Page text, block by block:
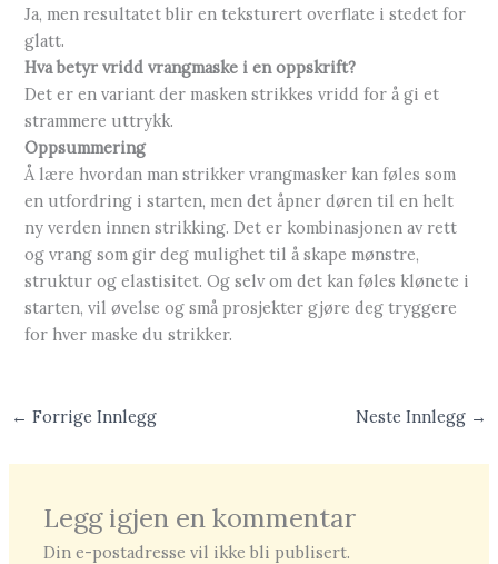
Ja, men resultatet blir en teksturert overflate i stedet for
glatt.
Hva betyr vridd vrangmaske i en oppskrift?
Det er en variant der masken strikkes vridd for å gi et
strammere uttrykk.
Oppsummering
Å lære hvordan man strikker vrangmasker kan føles som
en utfordring i starten, men det åpner døren til en helt
ny verden innen strikking. Det er kombinasjonen av rett
og vrang som gir deg mulighet til å skape mønstre,
struktur og elastisitet. Og selv om det kan føles klønete i
starten, vil øvelse og små prosjekter gjøre deg tryggere
for hver maske du strikker.
← Forrige Innlegg Neste Innlegg →
Legg igjen en kommentar
Din e-postadresse vil ikke bli publisert.